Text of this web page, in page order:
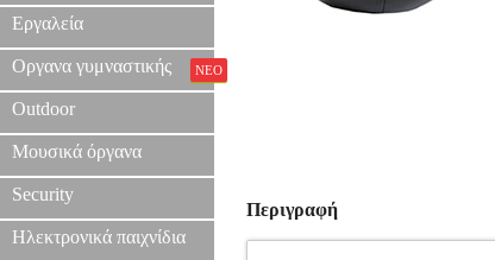
Εργαλεία
Οργανα γυμναστικής ΝΕΟ
Outdoor
Μουσικά όργανα
Security
Ηλεκτρονικά παιχνίδια
Περιγραφή